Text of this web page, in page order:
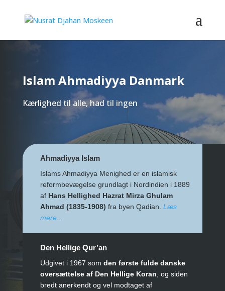
Islam Ahmadiyya Danmark
Kærlighed til alle, had til ingen
Ahmadiyya Islam
Islams Ahmadiyya Menighed er en islamisk
reformbevægelse grundlagt i Nordindien i 1889
af Hans Hellighed Hazrat Mirza Ghulam
Ahmad (1835-1908) fra byen Qadian. Læs
mere...
Den Hellige Qur’an
Udgivet i 1967 som den første fulde danske
oversættelse af Den Hellige Koran , og siden
bredt anerkendt og vel modtaget af